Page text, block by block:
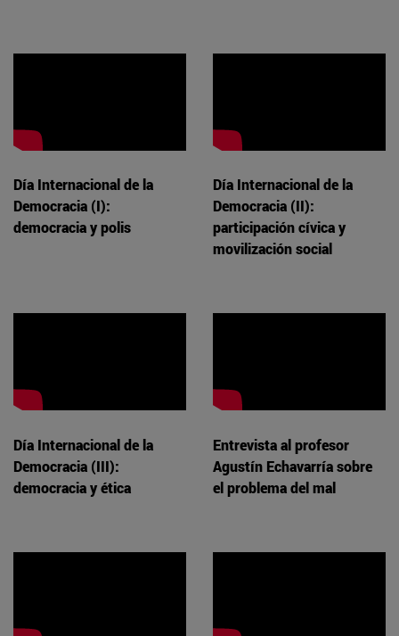
Día Internacional de la
Democracia (I):
democracia y polis
Día Internacional de la
Democracia (II):
participación cívica y
movilización social
Día Internacional de la
Democracia (III):
democracia y ética
Entrevista al profesor
Agustín Echavarría sobre
el problema del mal